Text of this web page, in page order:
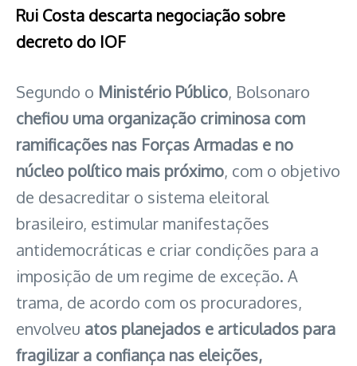
Rui Costa descarta negociação sobre
decreto do IOF
Segundo o Ministério Público, Bolsonaro
chefiou uma organização criminosa com
ramificações nas Forças Armadas e no
núcleo político mais próximo, com o objetivo
de desacreditar o sistema eleitoral
brasileiro, estimular manifestações
antidemocráticas e criar condições para a
imposição de um regime de exceção. A
trama, de acordo com os procuradores,
envolveu atos planejados e articulados para
fragilizar a confiança nas eleições,